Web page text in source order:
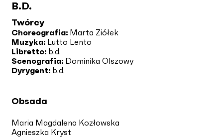
B.d.
Twórcy
Choreografia: Marta Ziółek
Muzyka: Lutto Lento
Libretto: b.d.
Scenografia: Dominika Olszowy
Dyrygent: b.d.
Obsada
Maria Magdalena Kozłowska
Agnieszka Kryst